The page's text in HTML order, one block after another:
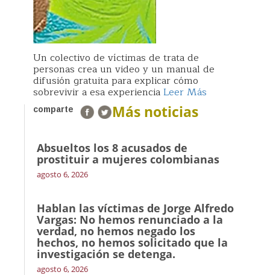
Un colectivo de víctimas de trata de
personas crea un video y un manual de
difusión gratuita para explicar cómo
sobrevivir a esa experienciaLeer Más
comparte Más noticias
Absueltos los 8 acusados de
prostituir a mujeres colombianas
agosto 6, 2026
Hablan las víctimas de Jorge Alfredo
Vargas: No hemos renunciado a la
verdad, no hemos negado los
hechos, no hemos solicitado que la
investigación se detenga.
agosto 6, 2026